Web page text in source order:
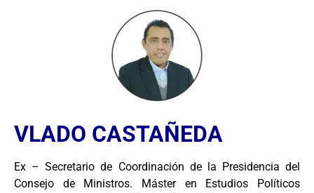
VLADO CASTAÑEDA
Ex – Secretario de Coordinación de la Presidencia del
Consejo de Ministros. Máster en Estudios Políticos